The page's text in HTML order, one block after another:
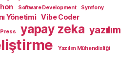
Software Development Symfony
Yönetimi Vibe Coder
yapay zeka yazılım
Yazılım Mühendisliği